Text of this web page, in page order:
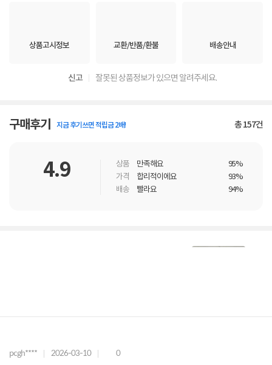
상품고시정보 교환/반품/환불 배송안내
신고 잘못된 상품정보가 있으면 알려주세요.
구매후기 지금 후기쓰면 적립금 2배! 총157건
4.9 상품 만족해요
95%
가격
합리적이에요
93%
배송
빨라요 94%
pcgh**** 2026-03-10 0